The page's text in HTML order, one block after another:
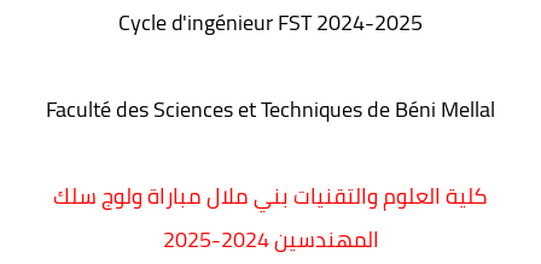
Cycle d'ingénieur FST 2024-2025
Faculté des Sciences et Techniques de Béni Mellal
كلية العلوم والتقنيات بني ملال مباراة ولوج سلك
المهندسين 2024-2025